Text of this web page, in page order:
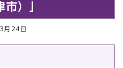
）」
月24日